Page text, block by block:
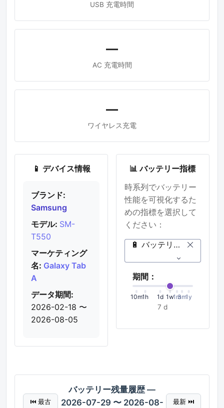
USB 充電時間
—
AC 充電時間
—
ワイヤレス充電
📱 デバイス情報
ブランド:
Samsung
モデル: SM-
T550
マーケティング
名: Galaxy Tab
A
データ期間:
2026-02-18 〜
2026-08-05
📊 バッテリー指標
時系列でバッテリー
性能を可視化するた
めの指標を選択して
ください：
🔋 バッテリー残量 (%)
期間：
10m1h 1d 1w1m3m1y
7 d
⏮ 最古
バッテリー残量履歴 —
2026-07-29 〜 2026-08-
最新 ⏭